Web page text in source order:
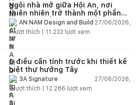
Ngôi nhà mở giữa Hội An, nơi
thiên nhiên trở thành một phần
của cuộc sống
AN NAM Design and Build 27/06/2026,
1lượt thích | 11.233 lượt xem
5 điều cần tính trước khi thiết kế
biệt thự hướng Tây
3A Signature
27/06/2026,
2lượt thích | 12.286 lượt xem